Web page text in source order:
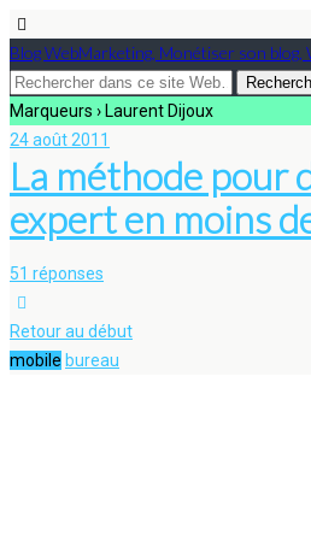
Blog WebMarketing, Monétiser son blog,
Marqueurs › Laurent Dijoux
24 août 2011
La méthode pour
expert en moins
51 réponses
Retour au début
mobile bureau